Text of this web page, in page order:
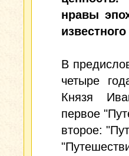
нравы
В
четыре
Князя
первое
второе: